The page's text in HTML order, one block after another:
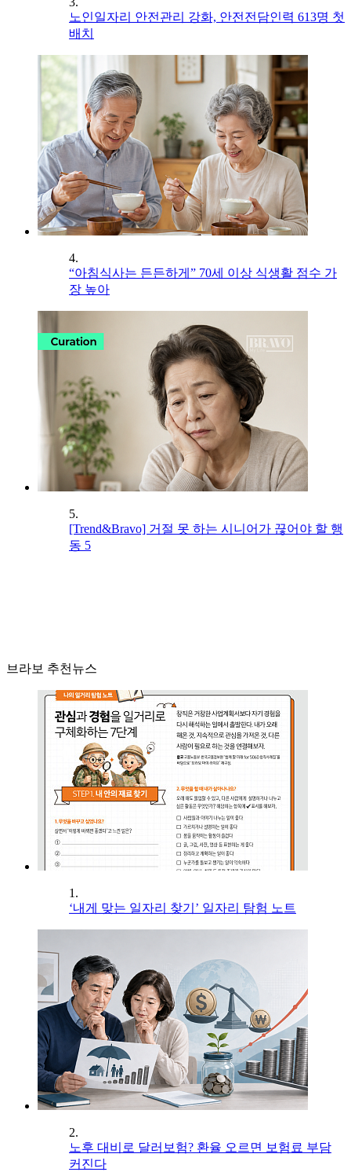
노인일자리 안전관리 강화, 안전전담인력 613명 첫
배치
4.
“아침식사는 든든하게” 70세 이상 식생활 점수 가
장 높아
5.
[Trend&Bravo] 거절 못 하는 시니어가 끊어야 할 행
동 5
브라보 추천뉴스
1.
‘내게 맞는 일자리 찾기’ 일자리 탐험 노트
2.
노후 대비로 달러보험? 환율 오르면 보험료 부담
커진다